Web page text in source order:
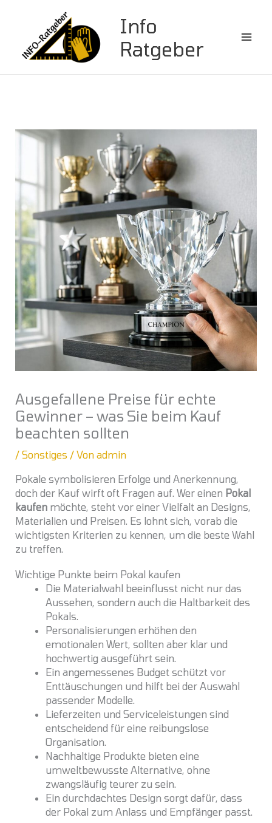
springen
Info
Ratgeber
Ausgefallene Preise für echte
Gewinner – was Sie beim Kauf
beachten sollten
/Sonstiges / Vonadmin
Pokale symbolisieren Erfolge und Anerkennung,
doch der Kauf wirft oft Fragen auf. Wer einen Pokal
kaufen möchte, steht vor einer Vielfalt an Designs,
Materialien und Preisen. Es lohnt sich, vorab die
wichtigsten Kriterien zu kennen, um die beste Wahl
zu treffen.
Wichtige Punkte beim Pokal kaufen
Die Materialwahl beeinflusst nicht nur das
Aussehen, sondern auch die Haltbarkeit des
Pokals.
Personalisierungen erhöhen den
emotionalen Wert, sollten aber klar und
hochwertig ausgeführt sein.
Ein angemessenes Budget schützt vor
Enttäuschungen und hilft bei der Auswahl
passender Modelle.
Lieferzeiten und Serviceleistungen sind
entscheidend für eine reibungslose
Organisation.
Nachhaltige Produkte bieten eine
umweltbewusste Alternative, ohne
zwangsläufig teurer zu sein.
Ein durchdachtes Design sorgt dafür, dass
der Pokal zum Anlass und Empfänger passt.